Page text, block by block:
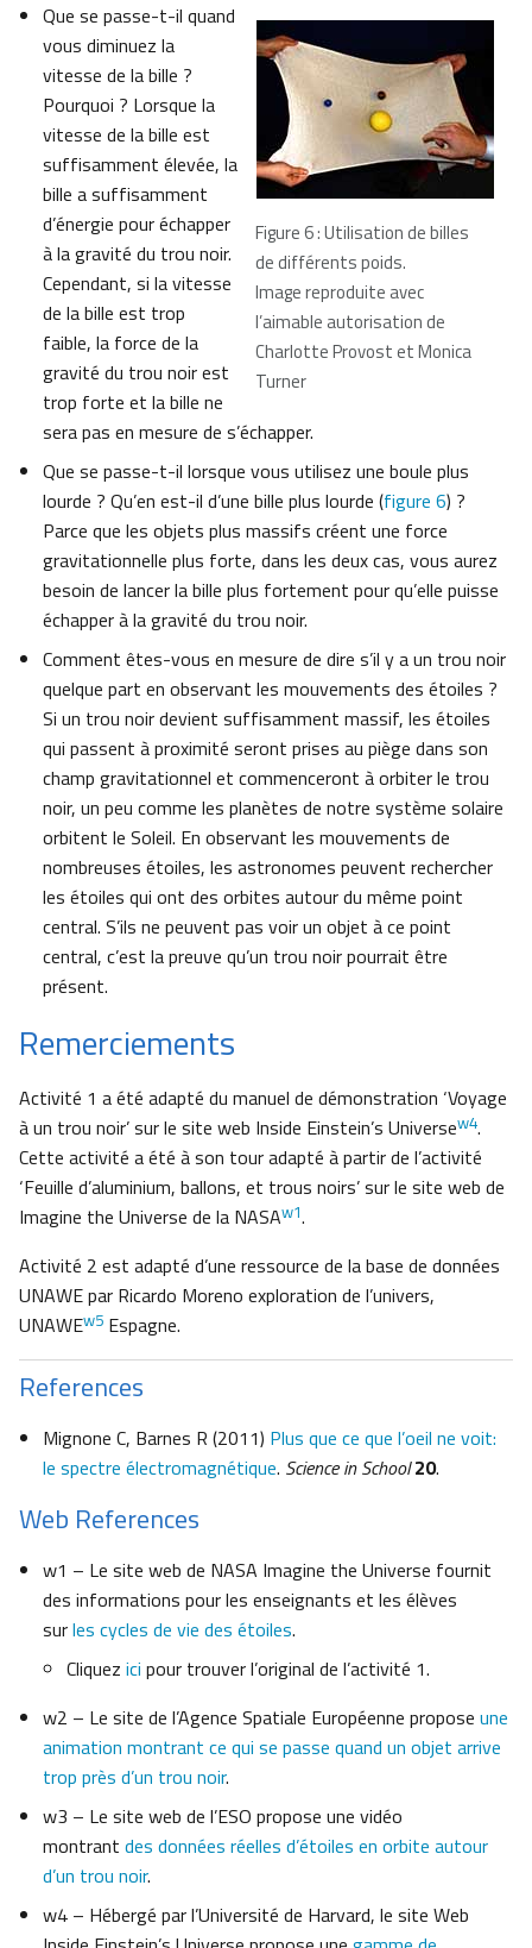
Figure 6 : Utilisation de billes
de différents poids.
Image reproduite avec
l’aimable autorisation de
Charlotte Provost et Monica
Turner
Que se passe-t-il quand
vous diminuez la
vitesse de la bille ?
Pourquoi ? Lorsque la
vitesse de la bille est
suffisamment élevée, la
bille a suffisamment
d’énergie pour échapper
à la gravité du trou noir.
Cependant, si la vitesse
de la bille est trop
faible, la force de la
gravité du trou noir est
trop forte et la bille ne
sera pas en mesure de s’échapper.
Que se passe-t-il lorsque vous utilisez une boule plus
lourde ? Qu’en est-il d’une bille plus lourde (figure 6) ?
Parce que les objets plus massifs créent une force
gravitationnelle plus forte, dans les deux cas, vous aurez
besoin de lancer la bille plus fortement pour qu’elle puisse
échapper à la gravité du trou noir.
Comment êtes-vous en mesure de dire s’il y a un trou noir
quelque part en observant les mouvements des étoiles ?
Si un trou noir devient suffisamment massif, les étoiles
qui passent à proximité seront prises au piège dans son
champ gravitationnel et commenceront à orbiter le trou
noir, un peu comme les planètes de notre système solaire
orbitent le Soleil. En observant les mouvements de
nombreuses étoiles, les astronomes peuvent rechercher
les étoiles qui ont des orbites autour du même point
central. S’ils ne peuvent pas voir un objet à ce point
central, c’est la preuve qu’un trou noir pourrait être
présent.
Remerciements
Activité 1 a été adapté du manuel de démonstration ‘Voyage
à un trou noir’ sur le site web Inside Einstein’s Universew4.
Cette activité a été à son tour adapté à partir de l’activité
‘Feuille d’aluminium, ballons, et trous noirs’ sur le site web de
Imagine the Universe de la NASAw1.
Activité 2 est adapté d’une ressource de la base de données
UNAWE par Ricardo Moreno exploration de l’univers,
UNAWEw5 Espagne.
References
Mignone C, Barnes R (2011) Plus que ce que l’oeil ne voit:
le spectre électromagnétique. Science in School 20.
Web References
w1 – Le site web de NASA Imagine the Universe fournit
des informations pour les enseignants et les élèves
surles cycles de vie des étoiles.
Cliquez ici pour trouver l’original de l’activité 1.
w2 – Le site de l’Agence Spatiale Européenne propose une
animation montrant ce qui se passe quand un objet arrive
trop près d’un trou noir.
w3 – Le site web de l’ESO propose une vidéo
montrant des données réelles d’étoiles en orbite autour
d’un trou noir.
w4 – Hébergé par l’Université de Harvard, le site Web